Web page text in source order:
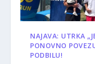
NAJAVA: UTRKA
PONOVNO
PODBILU!